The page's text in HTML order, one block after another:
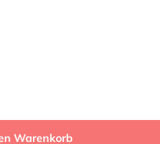
Warenkorb